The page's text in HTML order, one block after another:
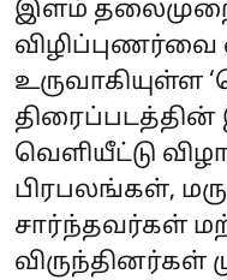
இளம்
விழிப்புணர்வை
உருவாகியுள்ள
திரைப்படத்தின்
வெளியீட்டு
பிரபலங்கள்,
சார்ந்தவர்கள்
விருந்தினர்கள்